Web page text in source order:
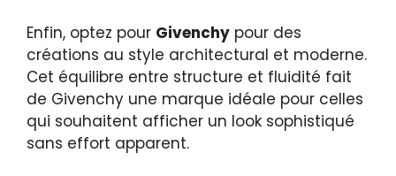
Enfin, optez pour Givenchy pour des
créations au style architectural et moderne.
Cet équilibre entre structure et fluidité fait
de Givenchy une marque idéale pour celles
qui souhaitent afficher un look sophistiqué
sans effort apparent.